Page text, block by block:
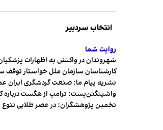
انتخاب سردبیر
روایت شما
شهروندان در واکنش به اظهارات پزشکیان
کارشناسان سازمان ملل خواستار توقف
نشریه پیام ما: صنعت گردشگری ایران
واشینگتن‌پست: ترامپ از هگست
تخمین پژوهشگران: در عصر طلایی تنوع زبانی، تا ۷۵ هزار زبان در